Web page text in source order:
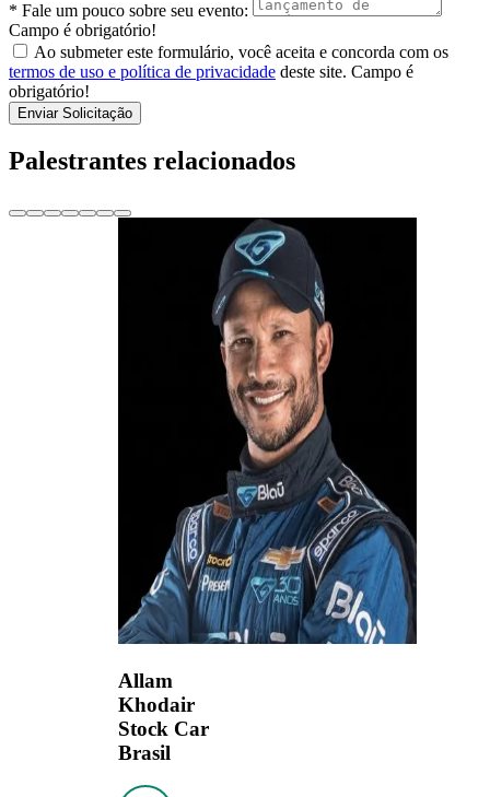
* Fale um pouco sobre seu evento:
Campo é obrigatório!
Ao submeter este formulário, você aceita e concorda com os
termos de uso e política de privacidade deste site. Campo é
obrigatório!
Enviar Solicitação
Palestrantes relacionados
Allam
Khodair
Stock Car
Brasil